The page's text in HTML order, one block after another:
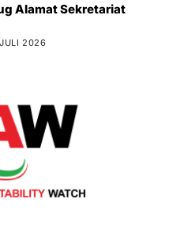
Alamat Sekretariat
JULI 2026